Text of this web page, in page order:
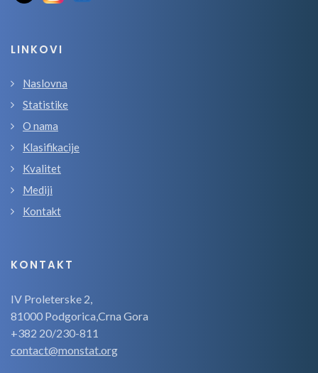
LINKOVI
Naslovna
Statistike
O nama
Klasifikacije
Kvalitet
Mediji
Kontakt
KONTAKT
IV Proleterske 2,
81000 Podgorica,Crna Gora
+382 20/230-811
contact@monstat.org